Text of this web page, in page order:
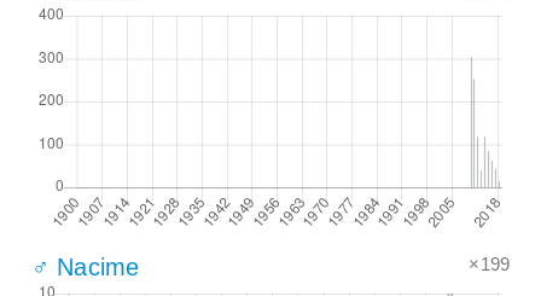
♂ Nacime ×199